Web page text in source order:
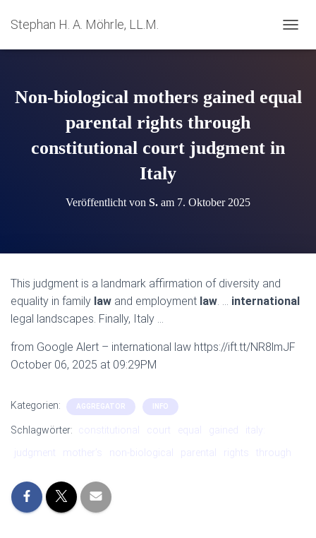
Stephan H. A. Möhrle, LL.M.
A
A
Non-biological mothers gained equal
parental rights through
constitutional court judgment in
Italy
Veröffentlicht von S. am 7. Oktober 2025
This judgment is a landmark affirmation of diversity and
equality in family law and employment law. … international
legal landscapes. Finally, Italy …
from Google Alert – international law https://ift.tt/NR8lmJF
October 06, 2025 at 09:29PM
Kategorien: AGGREGATOR INFO
Schlagwörter: constitutional court equal gained
italy:
judgment
mother’s non-biological parental rights through